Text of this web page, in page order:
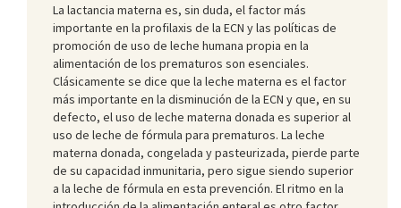
La lactancia materna es, sin duda, el factor más
importante en la profilaxis de la ECN y las políticas de
promoción de uso de leche humana propia en la
alimentación de los prematuros son esenciales.
Clásicamente se dice que la leche materna es el factor
más importante en la disminución de la ECN y que, en su
defecto, el uso de leche materna donada es superior al
uso de leche de fórmula para prematuros. La leche
materna donada, congelada y pasteurizada, pierde parte
de su capacidad inmunitaria, pero sigue siendo superior
a la leche de fórmula en esta prevención. El ritmo en la